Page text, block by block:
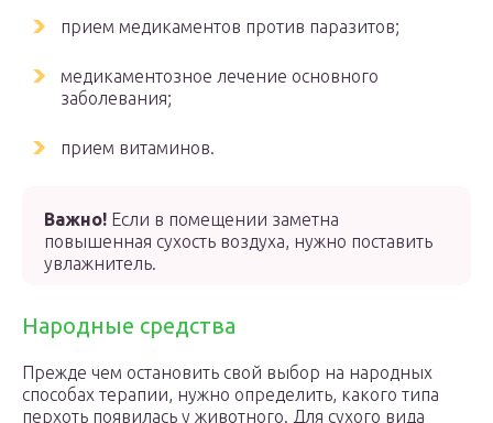
прием медикаментов против паразитов;
медикаментозное лечение основного
заболевания;
прием витаминов.
Важно! Если в помещении заметна
повышенная сухость воздуха, нужно поставить
увлажнитель.
Народные средства
Прежде чем остановить свой выбор на народных
способах терапии, нужно определить, какого типа
перхоть появилась у животного. Для сухого вида